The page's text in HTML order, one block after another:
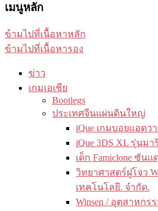
เมนูหลัก
ข้ามไปที่เนื้อหาหลัก
ข้ามไปที่เนื้อหารอง
ข่าว
เกมเอเชีย
Bootlegs
ประเทศจีนแผ่นดินใหญ่
iQue เกมบอยแอดว
iQue 3DS XL รุ่นมา
เด็ก Famiclone ซันแ
วิทยาศาสตร์ฝูโจว
เทคโนโลยี. จำกัด.
Winsen / อุตสาหกร